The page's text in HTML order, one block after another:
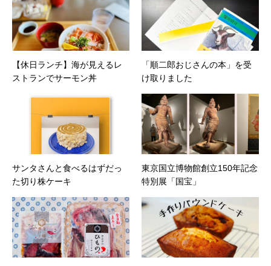
【休日ランチ】海が見えるレ
ストランでサーモン丼
「順二郎おじさんの本」を受
け取りました
サンタさんと食べるはずだっ
た切り株ケーキ
東京国立博物館創立150年記念
特別展「国宝」